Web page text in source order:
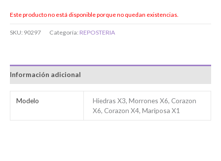
Este producto no está disponible porque no quedan existencias.
SKU: 90297 Categoría: REPOSTERIA
Información adicional
Modelo
Hiedras X3, Morrones X6, Corazon
X6, Corazon X4, Mariposa X1
Bienvenido/a